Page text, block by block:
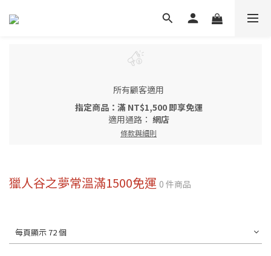
所有顧客適用
指定商品：滿 NT$1,500 即享免運
適用通路： 網店
條款與細則
獵人谷之夢常溫滿1500免運 0 件商品
每頁顯示 72 個